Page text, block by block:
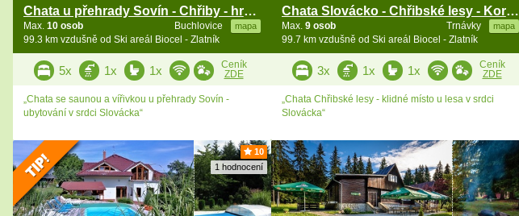
Chata u přehrady Sovín - Chřiby - hrad Buchlov
Buchlovice mapa
Max. 10 osob
99.3 km vzdušně od Ski areál Biocel - Zlatník
5x 1x 1x
Ceník
ZDE
„Chata se saunou a vířivkou u přehrady Sovín -
ubytování v srdci Slovácka“
Chata Slovácko - Chřibské lesy - Koryčany
Trnávky mapa
Max. 9 osob
99.7 km vzdušně od Ski areál Biocel - Zlatník
3x 1x 1x
Ceník
ZDE
„Chata Chřibské lesy - klidné místo u lesa v srdci
Slovácka“
10
1 hodnocení